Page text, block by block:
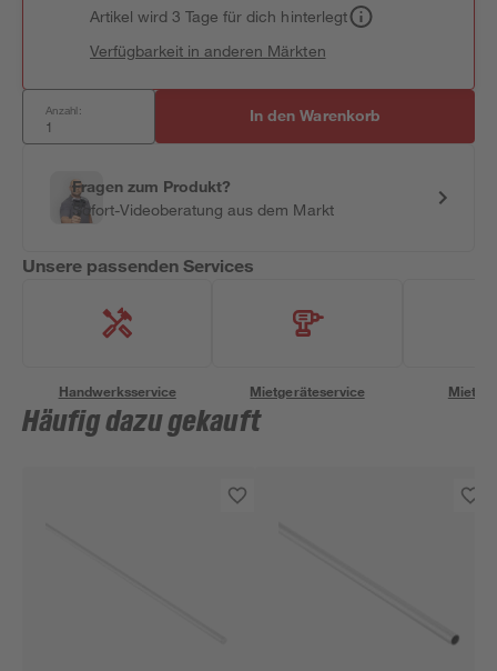
Artikel wird 3 Tage für dich hinterlegt
Verfügbarkeit in anderen Märkten
Anzahl: In den Warenkorb
Fragen zum Produkt?
Sofort-Videoberatung aus dem Markt
Unsere passenden Services
Handwerksservice Mietgeräteservice
Häufig dazu gekauft